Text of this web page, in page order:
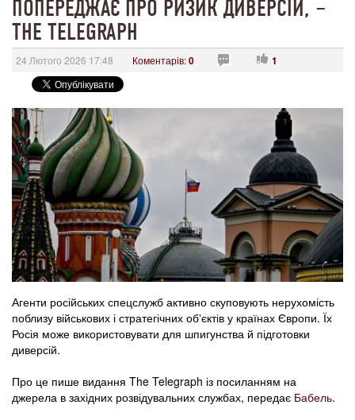
ПОПЕРЕДЖАЄ ПРО РИЗИК ДИВЕРСІЙ, –
THE TELEGRAPH
24 Лютого 2026 17:48 Коментарів:0 1
Агенти російських спецслужб активно скуповують нерухомість
поблизу військових і стратегічних обʼєктів у країнах Європи. Їх
Росія може використовувати для шпигунства й підготовки
диверсій.
Про це пише видання The Telegraph із посиланням на
джерела в західних розвідувальних службах, передає Бабель.